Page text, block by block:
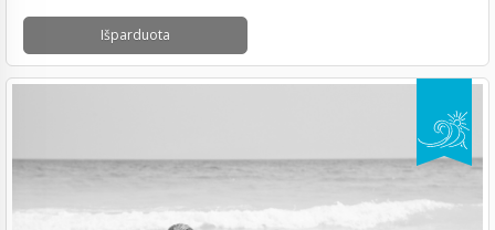
Išparduota